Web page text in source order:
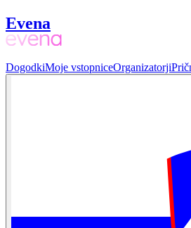
Evena
DogodkiMoje vstopniceOrganizatorji